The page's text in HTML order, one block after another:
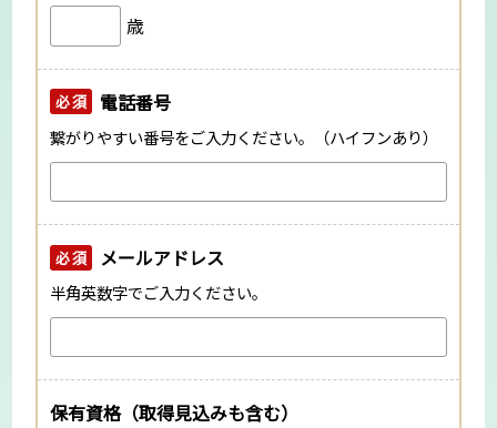
歳
必須 電話番号
繋がりやすい番号をご入力ください。（ハイフンあり）
必須 メールアドレス
半角英数字でご入力ください。
保有資格（取得見込みも含む）